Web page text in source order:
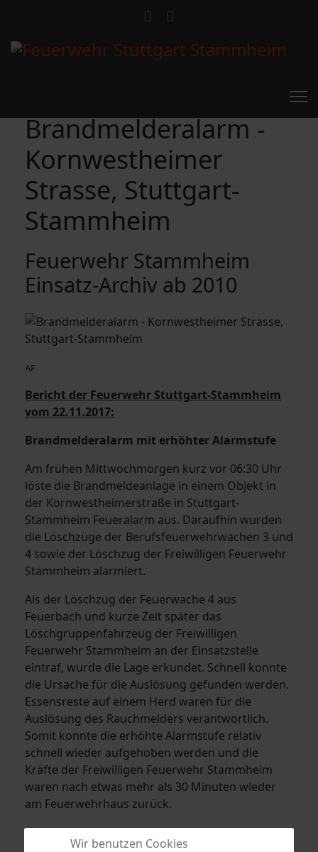
Feuerwehr Stammheim
Einsatz-Archiv ab 2010
Brandmelderalarm -
Kornwestheimer
Strasse, Stuttgart-
Stammheim
AF
Bericht der Feuerwehr Stuttgart-Stammheim
vom 22.11.2017:
Brandmelderalarm mit erhöhter Alarmstufe
Am frühen Mittwochmorgen kurz vor 06:30 Uhr
löste die Brandmeldeanlage in einem Objekt in
der Kornwestheimerstraße in Stuttgart-
Stammheim Feueralarm aus. Daraufhin wurden
die Löschzüge der Berufsfeuerwehrwachen 3 und
4 sowie der Löschzug der Freiwilligen Feuerwehr
Stammheim alarmiert.
Als der Löschzug der Feuerwache 4 aus
Feuerbach und kurze Zeit später das
Löschgruppenfahrzeug der Freiwilligen
Feuerwehr Stammheim an der Einsatzstelle
eintraf, wurde die Lage erkundet. Schnell konnte
die Ursache für die Auslösung gefunden werden.
Essensreste auf einem Herd waren für die
Auslösung des Rauchmelders verantwortlich.
Somit konnte die erhöhte Alarmstufe relativ
schnell wieder aufgehoben werden und die
Kräfte der Freiwilligen Feuerwehr Stammheim
waren nach etwas mehr als 30 Minuten wieder
am Feuerwehrhaus zurück.
Wir benutzen Cookies